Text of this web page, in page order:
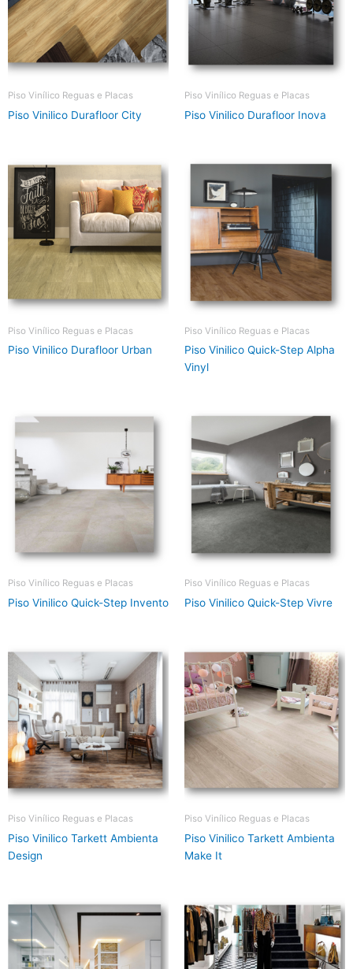
Piso Vinílico Reguas e Placas
Piso Vinilico Durafloor City
Piso Vinílico Reguas e Placas
Piso Vinilico Durafloor Inova
Piso Vinílico Reguas e Placas
Piso Vinilico Durafloor Urban
Piso Vinílico Reguas e Placas
Piso Vinilico Quick-Step Alpha
Vinyl
Piso Vinílico Reguas e Placas
Piso Vinilico Quick-Step Invento
Piso Vinílico Reguas e Placas
Piso Vinilico Quick-Step Vivre
Piso Vinílico Reguas e Placas
Piso Vinilico Tarkett Ambienta
Design
Piso Vinílico Reguas e Placas
Piso Vinilico Tarkett Ambienta
Make It